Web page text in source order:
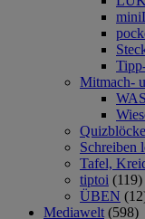
Mitmach-
Quizblöcke
Schreiben
Tafel,
tiptoi (119)
ÜBEN
Mediawelt (598)